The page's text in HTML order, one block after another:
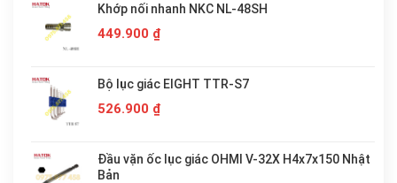
Khớp nối nhanh NKC NL-48SH
449.900 ₫
Bộ lục giác EIGHT TTR-S7
526.900 ₫
Đầu vặn ốc lục giác OHMI V-32X H4x7x150 Nhật
Bản